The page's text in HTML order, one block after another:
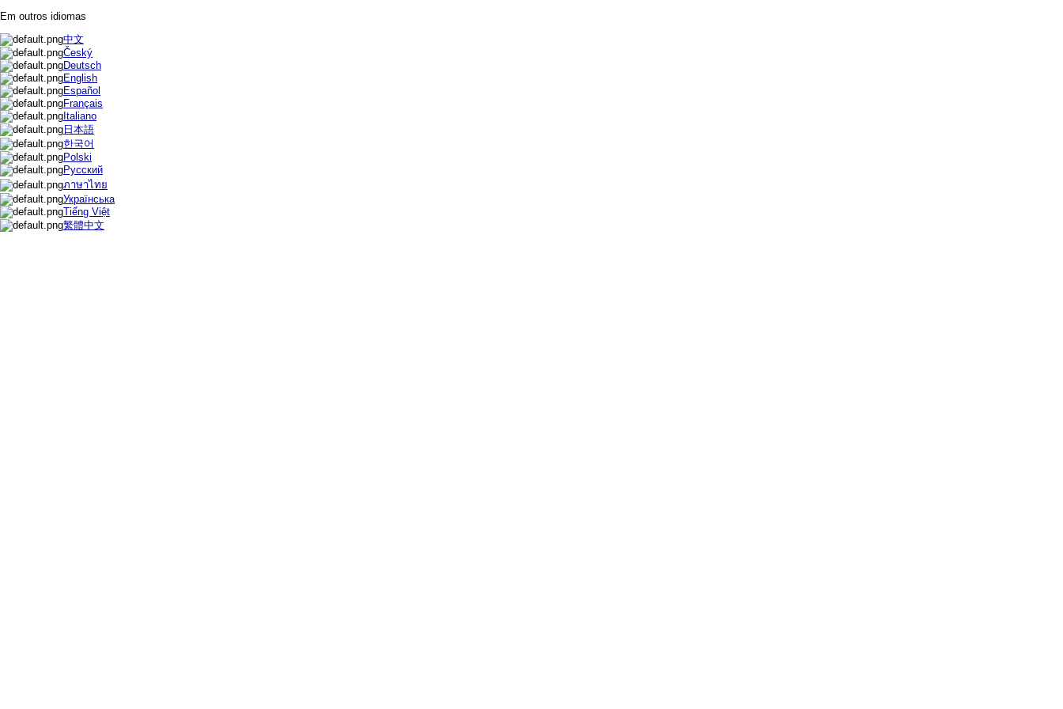
Em outros idiomas
中文
Český
Deutsch
English
Español
Français
Italiano
日本語
한국어
Polski
Русский
ภาษาไทย
Українська
Tiếng Việt
繁體中文